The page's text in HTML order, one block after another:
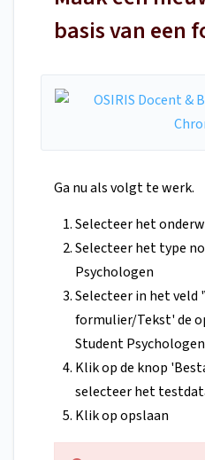
basis van een
Ga nu als volgt te werk.
Selecteer het
Selecteer het type
Psychologen
Selecteer in het veld
formulier/Tekst' de
Student
Klik op de knop
selecteer het
Klik op opslaan